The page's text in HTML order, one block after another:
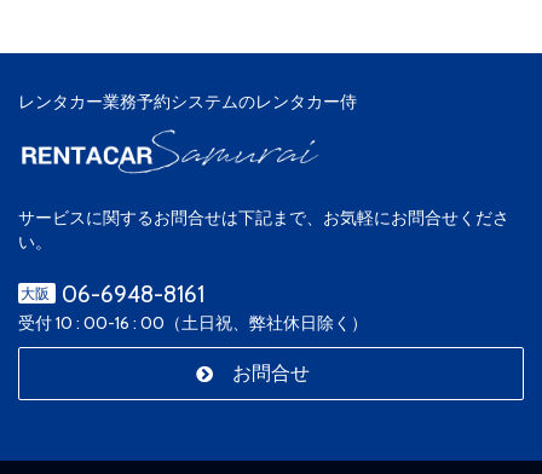
レンタカー業務予約システムのレンタカー侍
サービスに関するお問合せは下記まで、お気軽にお問合せくださ
い。
大阪 06-6948-8161
受付 10 : 00-16 : 00（土日祝、弊社休日除く）
お問合せ